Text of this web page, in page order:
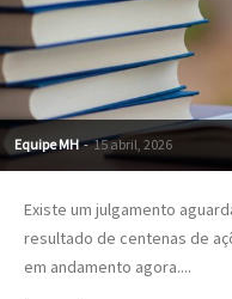
Equipe MH - 15 abril, 2026
Existe um julgamento
resultado de centenas de
em andamento agora....